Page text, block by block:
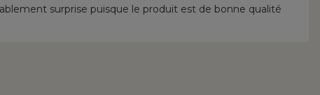
surprise puisque le produit est de bonne qualité